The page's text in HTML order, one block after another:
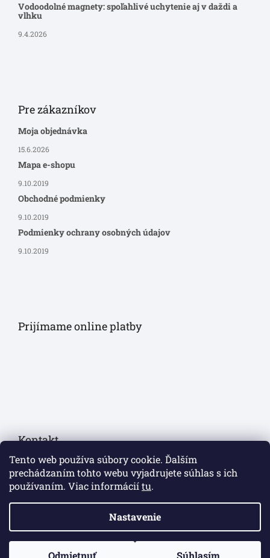
Tento web používa súbory cookie. Ďalším
prechádzaním tohto webu vyjadrujete súhlas s ich
používaním. Viac informáciítu.
Nastavenie
Odmietnuť Súhlasím
Vodoodolné magnety: spoľahlivé uchytenie aj v daždi a
vlhku
9.4.2026
Pre zákazníkov
Moja objednávka
15.6.2026
Mapa e-shopu
9.10.2019
Obchodné podmienky
9.10.2019
Podmienky ochrany osobných údajov
9.10.2019
Prijímame online platby
Kontakt
eshop@ sollau.sk
+420 778 110 059
https://www.facebook.com/sollaucz/